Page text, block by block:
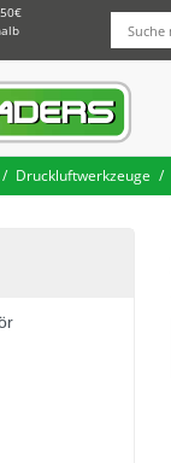
Druckluftwerkzeuge